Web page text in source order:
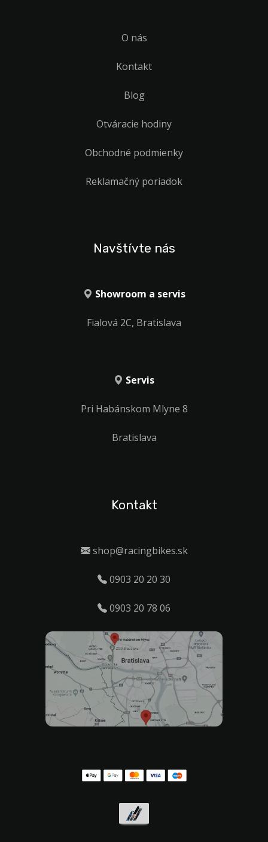
O nás
Kontakt
Blog
Otváracie hodiny
Obchodné podmienky
Reklamačný poriadok
Navštívte nás
Showroom a servis
Fialová 2C, Bratislava
Servis
Pri Habánskom Mlyne 8
Bratislava
Kontakt
shop@racingbikes.sk
0903 20 20 30
0903 20 78 06